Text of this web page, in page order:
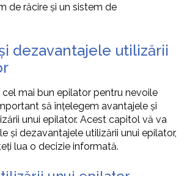
de răcire și un sistem de
dezavantajele utilizării
cel mai bun epilator pentru nevoile
să înțelegem avantajele și
unui epilator. Acest capitol vă va
și dezavantajele utilizării unui epilator,
lua o decizie informată.